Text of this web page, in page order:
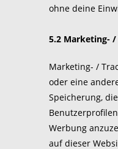
ohne deine
5.2 Marketing-
Marketing- /
oder eine
Speicherung,
Werbung
auf dieser